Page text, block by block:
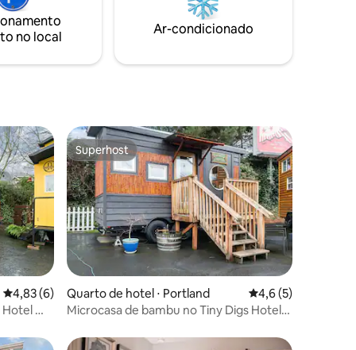
espaçosa e móveis modernos. Parece
um hotel com sua própria entrada
privativa, ótimo quintal e assentos para
no local
Ar-condicionado
4,83 de uma avaliação média de 5, 6 avaliações
4,83 (6)
Hotel —
Superhost
Superhost
Quarto de hotel ⋅ Portland 4,6 de uma
4,6 (5)
Microcasa de bambu no Tiny Digs Hotel